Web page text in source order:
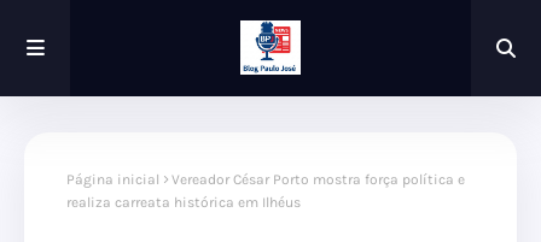
Página inicial
Vereador César Porto mostra força política e
realiza carreata histórica em Ilhéus